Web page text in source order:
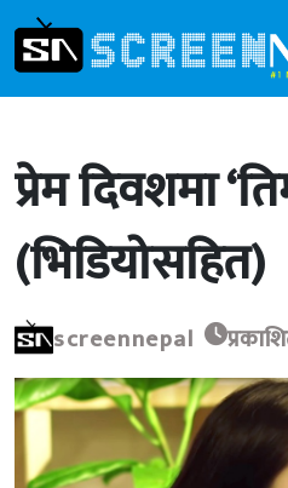
प्रेम दिवशमा
(भिडियोसहित)
screennepal